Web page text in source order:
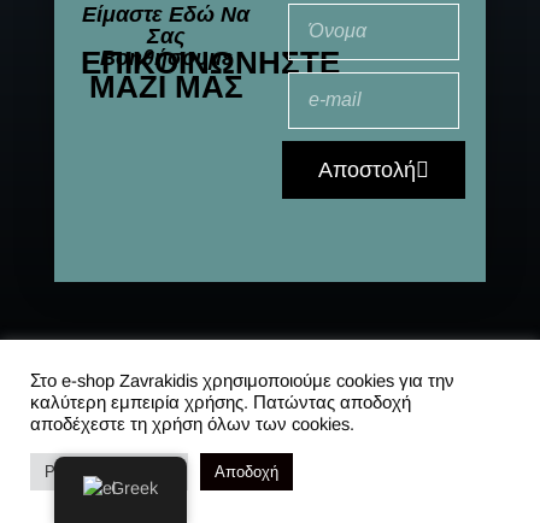
Είμαστε Εδώ Να
Σας
Βοηθήσουμε
ΕΠΙΚΟΙΝΩΝΉΣΤΕ
ΜΑΖΊ ΜΑΣ
Αποστολή
© 2021-2025 All
Rights Reserved
Αποστολές| Συχνές
ερωτήσεις|Πολιτική
Απορρήτου
Στο e-shop Zavrakidis χρησιμοποιούμε cookies για την
καλύτερη εμπειρία χρήσης. Πατώντας αποδοχή
αποδέχεστε τη χρήση όλων των cookies.
Ρυθμίσεις Cookies Αποδοχή
Greek